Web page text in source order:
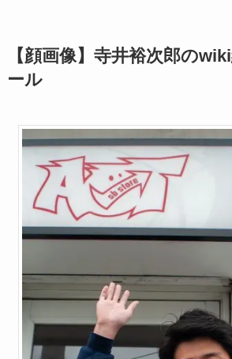
【顔画像】寺井裕次郎の
ール